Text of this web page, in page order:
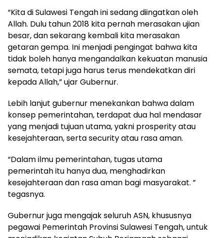
“Kita di Sulawesi Tengah ini sedang diingatkan oleh
Allah. Dulu tahun 2018 kita pernah merasakan ujian
besar, dan sekarang kembali kita merasakan
getaran gempa. Ini menjadi pengingat bahwa kita
tidak boleh hanya mengandalkan kekuatan manusia
semata, tetapi juga harus terus mendekatkan diri
kepada Allah,” ujar Gubernur.
Lebih lanjut gubernur menekankan bahwa dalam
konsep pemerintahan, terdapat dua hal mendasar
yang menjadi tujuan utama, yakni prosperity atau
kesejahteraan, serta security atau rasa aman.
“Dalam ilmu pemerintahan, tugas utama
pemerintah itu hanya dua, menghadirkan
kesejahteraan dan rasa aman bagi masyarakat. ”
tegasnya.
Gubernur juga mengajak seluruh ASN, khususnya
pegawai Pemerintah Provinsi Sulawesi Tengah, untuk